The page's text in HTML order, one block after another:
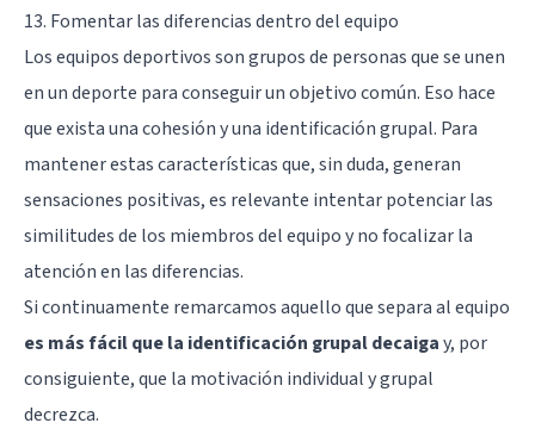
13. Fomentar las diferencias dentro del equipo
Los equipos deportivos son grupos de personas que se unen
en un deporte para conseguir un objetivo común. Eso hace
que exista una cohesión y una identificación grupal. Para
mantener estas características que, sin duda, generan
sensaciones positivas, es relevante intentar potenciar las
similitudes de los miembros del equipo y no focalizar la
atención en las diferencias.
Si continuamente remarcamos aquello que separa al equipo
es más fácil que la identificación grupal decaigay, por
consiguiente, que la motivación individual y grupal
decrezca.